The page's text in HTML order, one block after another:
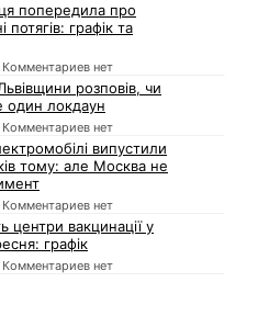
попередила про
потягів: графік та
Комментариев нет
розповів, чи
один локдаун
Комментариев нет
випустили
тому: але Москва не
Комментариев нет
центри вакцинації у
графік
Комментариев нет